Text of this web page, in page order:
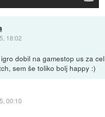
18:02
dobil na gamestop us za
sem še toliko bolj happy :)
00:10